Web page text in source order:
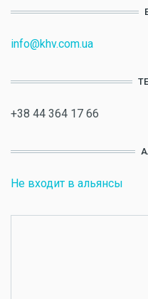
info@khv.com.ua
+38 44 364 17 66
Не входит в альянсы